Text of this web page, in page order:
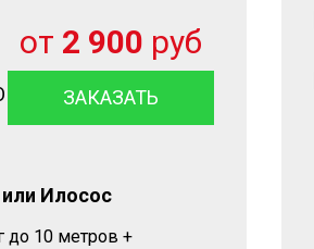
от 2 900 руб
ЗАКАЗАТЬ
Илосос
до 10 метров +